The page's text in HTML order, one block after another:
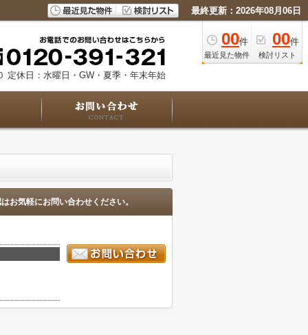
最終更新：2026年08月06日
00件
最近見た物件
00件
検討リスト
定休日：水曜日・GW・夏季・年末年始
お気軽にお問い合わせください。